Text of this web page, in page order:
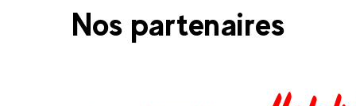
Nos partenaires